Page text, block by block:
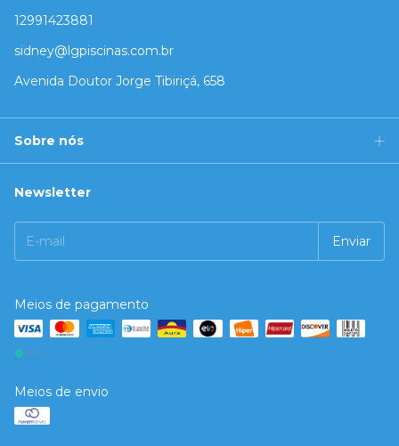
12991423881
sidney@lgpiscinas.com.br
Avenida Doutor Jorge Tibiriçá, 658
Sobre nós
Newsletter
Meios de pagamento
Meios de envio